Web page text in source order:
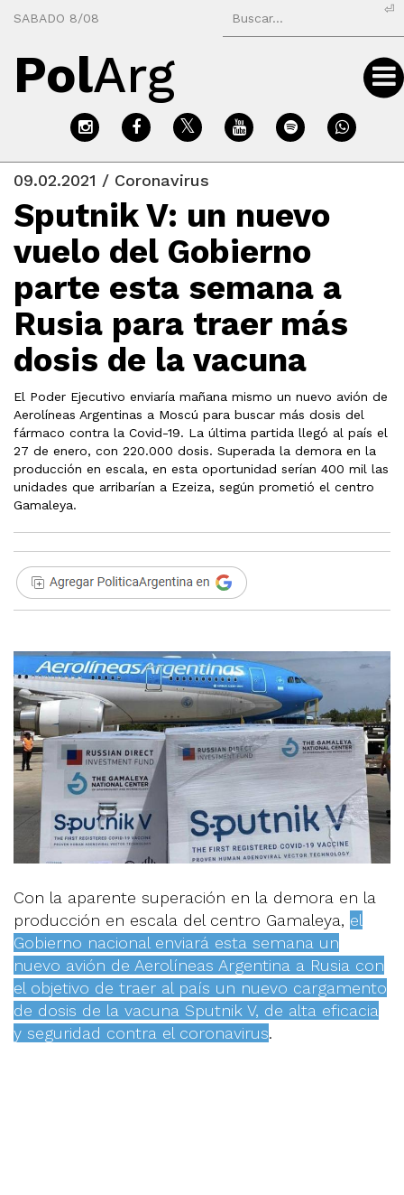
SABADO 8/08
⏎
PolArg
09.02.2021 / Coronavirus
Sputnik V: un nuevo
vuelo del Gobierno
parte esta semana a
Rusia para traer más
dosis de la vacuna
El Poder Ejecutivo enviaría mañana mismo un nuevo avión de
Aerolíneas Argentinas a Moscú para buscar más dosis del
fármaco contra la Covid-19. La última partida llegó al país el
27 de enero, con 220.000 dosis. Superada la demora en la
producción en escala, en esta oportunidad serían 400 mil las
unidades que arribarían a Ezeiza, según prometió el centro
Gamaleya.
Con la aparente superación en la demora en la
producción en escala del centro Gamaleya, el
Gobierno nacional enviará esta semana un
nuevo avión de Aerolíneas Argentina a Rusia con
el objetivo de traer al país un nuevo cargamento
de dosis de la vacuna Sputnik V, de alta eficacia
y seguridad contra el coronavirus.